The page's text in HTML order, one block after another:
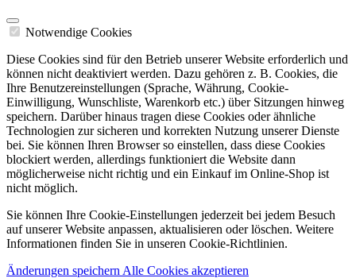
Notwendige Cookies
Diese Cookies sind für den Betrieb unserer Website erforderlich und
können nicht deaktiviert werden. Dazu gehören z. B. Cookies, die
Ihre Benutzereinstellungen (Sprache, Währung, Cookie-
Einwilligung, Wunschliste, Warenkorb etc.) über Sitzungen hinweg
speichern. Darüber hinaus tragen diese Cookies oder ähnliche
Technologien zur sicheren und korrekten Nutzung unserer Dienste
bei. Sie können Ihren Browser so einstellen, dass diese Cookies
blockiert werden, allerdings funktioniert die Website dann
möglicherweise nicht richtig und ein Einkauf im Online-Shop ist
nicht möglich.
Sie können Ihre Cookie-Einstellungen jederzeit bei jedem Besuch
auf unserer Website anpassen, aktualisieren oder löschen. Weitere
Informationen finden Sie in unseren Cookie-Richtlinien.
Änderungen speichern Alle Cookies akzeptieren